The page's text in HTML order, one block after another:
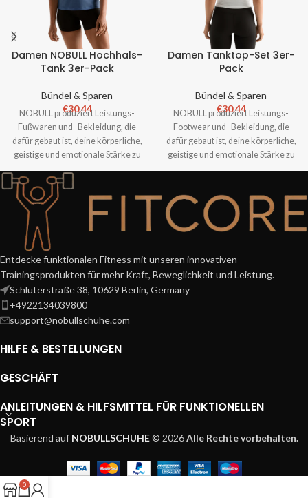
Damen NOBULL Hochhals-
Tank 3er-Pack
Bündel & Sparen
€30.44
NOBULL produziert Leistungs-
Fußwaren und -Bekleidung, die
dafür gebaut ist, deine körperliche,
geistige und emotionale Stärke zu
fördern. Keine Spiele
Damen Tanktop-Set 3er-
Pack
Bündel & Sparen
€30.44
NOBULL produziert Leistungs-
Footwear und -Bekleidung, die
dafür gebaut ist, deine körperliche,
geistige und emotionale Stärke zu
fördern. Keine Spiele
Entdecke funktionalen Fitness mit unseren innovativen
Trainingsprodukten für mehr Kraft, Beweglichkeit und Leistung.
Schlüterstraße 38, 10629 Berlin, Germany
+4922134039800
support@nobullschuhe.com
HILFE & BESTELLUNGEN
GESCHÄFT
ANLEITUNGEN & HILFSMITTEL FÜR FUNKTIONELLEN
SPORT
Basierend auf NOBULLSCHUHE© 2026Alle Rechte vorbehalten.
0